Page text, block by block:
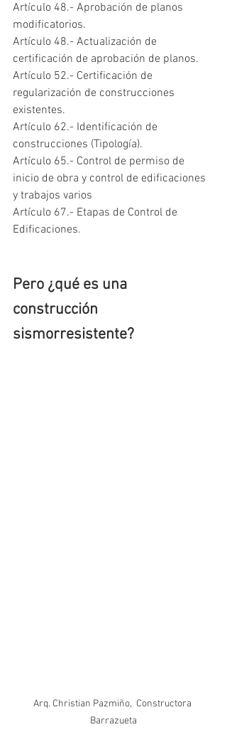
Artículo 48.- Aprobación de planos
modificatorios.
Artículo 48.- Actualización de
certificación de aprobación de planos.
Artículo 52.- Certificación de
regularización de construcciones
existentes.
Artículo 62.- Identificación de
construcciones (Tipología).
Artículo 65.- Control de permiso de
inicio de obra y control de edificaciones
y trabajos varios
Artículo 67.- Etapas de Control de
Edificaciones.
Pero ¿qué es una
construcción
sismorresistente?
Arq. Christian Pazmiño,  Constructora
Barrazueta